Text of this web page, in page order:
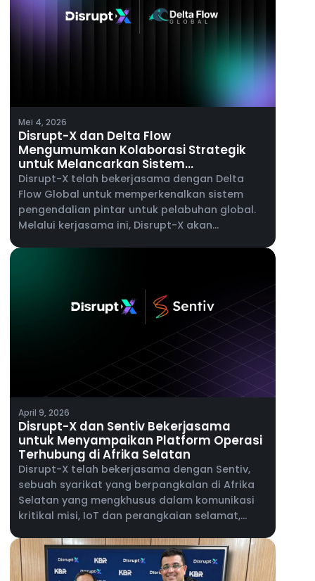
Mei 4, 2026
Disrupt-X dan Delta Flow
Mengumumkan Kolaborasi Strategik
untuk Melancarkan Sistem
Pengendalian Pintar untuk Pelabuhan
Global
Disrupt-X telah bekerjasama dengan Delta
Flow Global untuk memperkenalkan sistem
pengendalian pintar untuk pelabuhan global.
Melalui kerjasama ini, Disrupt-X akan
aset perusahaan dan keterlihatan operasi
masa nyata merentasi persekitaran pelabuhan
April 9, 2026
Disrupt-X dan Sentiv Bekerjasama
untuk Menyampaikan Platform Operasi
Terhubung di Afrika Selatan
Disrupt-X telah bekerjasama dengan Sentiv,
sebuah syarikat yang berpangkalan di Afrika
Selatan yang mengkhusus dalam komunikasi
kritikal misi, IoT dan perangkaian selamat,
pasaran Afrika Selatan.